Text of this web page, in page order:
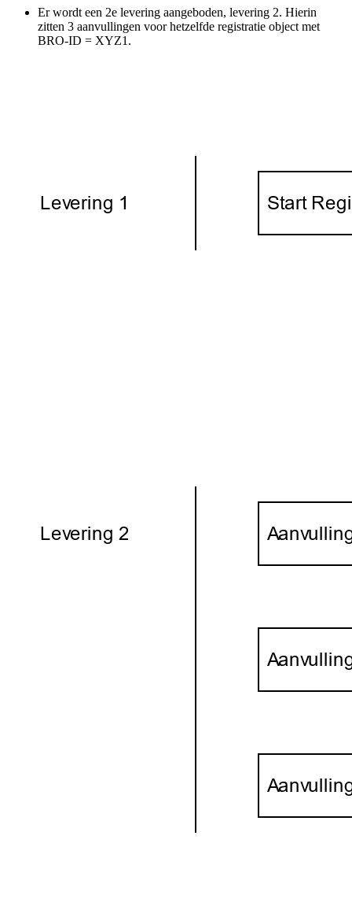
Er wordt een 2e levering aangeboden, levering 2. Hierin
zitten 3 aanvullingen voor hetzelfde registratie object met
BRO-ID = XYZ1.